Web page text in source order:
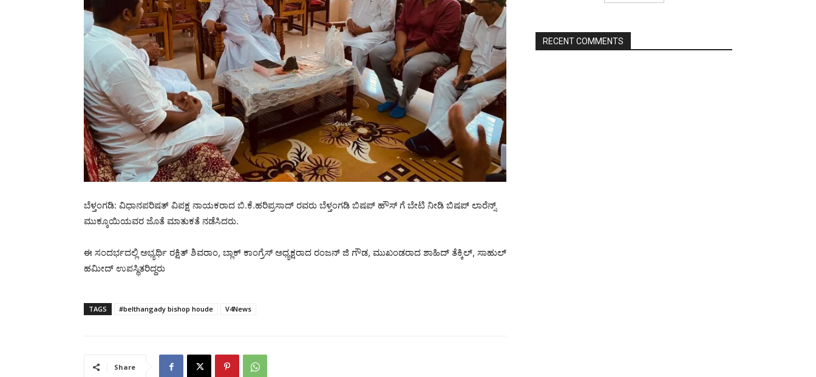
ಬೆಳ್ತಂಗಡಿ: ವಿಧಾನಪರಿಷತ್ ವಿಪಕ್ಷ ನಾಯಕರಾದ ಬಿ.ಕೆ.ಹರಿಪ್ರಸಾದ್ ರವರು ಬೆಳ್ತಂಗಡಿ ಬಿಷಪ್ ಹೌಸ್ ಗೆ ಬೇಟಿ ನೀಡಿ ಬಿಷಪ್ ಲಾರೆನ್ಸ್
ಮುಕ್ಕೂಯಿಯವರ ಜೊತೆ ಮಾತುಕತೆ ನಡೆಸಿದರು.
ಈ ಸಂದರ್ಭದಲ್ಲಿ ಅಭ್ಯರ್ಥಿ ರಕ್ಷಿತ್ ಶಿವರಾಂ, ಬ್ಲಾಕ್ ಕಾಂಗ್ರೆಸ್ ಅಧ್ಯಕ್ಷರಾದ ರಂಜನ್ ಜಿ ಗೌಡ, ಮುಖಂಡರಾದ ಶಾಹಿದ್ ತೆಕ್ಕಿಲ್, ಸಾಹುಲ್
ಹಮೀದ್ ಉಪಸ್ಥಿತರಿದ್ದರು
TAGS #belthangady bishop houde V4News
Share
RECENT COMMENTS